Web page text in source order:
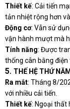
Thiết kế: Cải tiến
tản nhiệt rộng hơn
Động cơ: Vẫn sử
vận hành mượt mà
Tính năng: Được
thống cân bằng
5. THẾ HỆ THỨ
Ra mắt: Tháng 8/
với nhiều cải tiến.
Thiết kế: Ngoại thất